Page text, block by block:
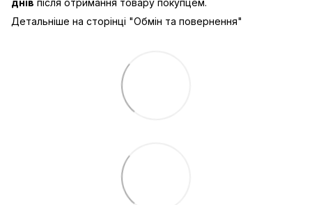
днів після отримання товару покупцем.
Детальніше на сторінці "Обмін та повернення"